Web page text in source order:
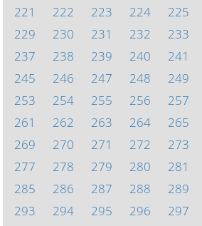
221 222 223 224 225
229
230 231 232 233
237
238 239 240 241
245
246 247 248 249
253
254 255 256 257
261
262 263 264 265
269
270 271 272 273
277
278 279 280 281
285
286 287 288 289
293
294 295 296 297